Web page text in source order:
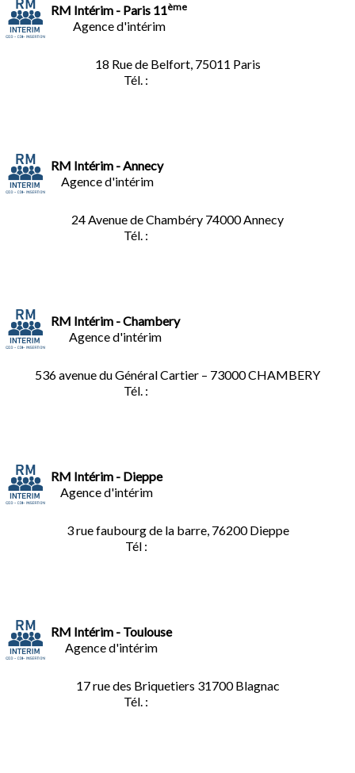
RM Intérim - Paris 11ème
Agence d'intérim
18 Rue de Belfort, 75011 Paris
Tél. :
RM Intérim - Annecy
Agence d'intérim
24 Avenue de Chambéry 74000 Annecy
Tél. :
RM Intérim - Chambery
Agence d'intérim
536 avenue du Général Cartier – 73000 CHAMBERY
Tél. :
RM Intérim - Dieppe
Agence d'intérim
3 rue faubourg de la barre, 76200 Dieppe
Tél :
RM Intérim - Toulouse
Agence d'intérim
17 rue des Briquetiers 31700 Blagnac
Tél. :